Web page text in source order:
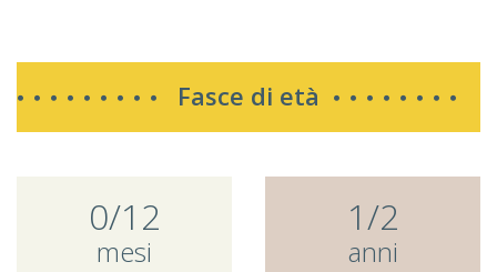
Fasce di età
0/12
mesi
1/2
anni